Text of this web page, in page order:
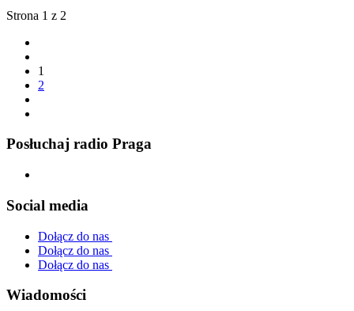
Strona 1 z 2
1
2
Posłuchaj radio Praga
Social media
Dołącz do nas
Dołącz do nas
Dołącz do nas
Wiadomości